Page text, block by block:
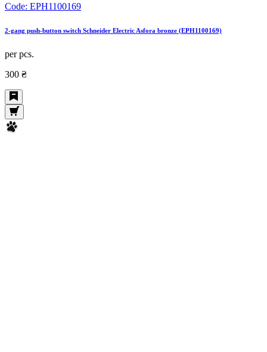
Code: EPH1100169
2-gang push-button switch Schneider Electric Asfora bronze (EPH1100169)
per pcs.
300 ₴